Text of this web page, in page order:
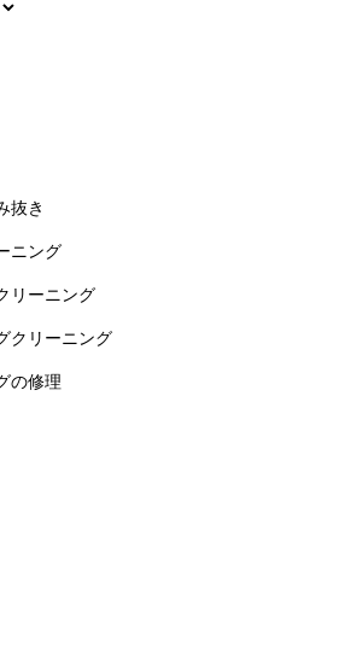
抜き
ニング
リーニング
クリーニング
の修理